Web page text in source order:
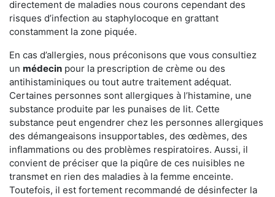
directement de maladies nous courons cependant des
risques d’infection au staphylocoque en grattant
constamment la zone piquée.
En cas d’allergies, nous préconisons que vous consultiez
un médecin pour la prescription de crème ou des
antihistaminiques ou tout autre traitement adéquat.
Certaines personnes sont allergiques à l’histamine, une
substance produite par les punaises de lit. Cette
substance peut engendrer chez les personnes allergiques
des démangeaisons insupportables, des œdèmes, des
inflammations ou des problèmes respiratoires. Aussi, il
convient de préciser que la piqûre de ces nuisibles ne
transmet en rien des maladies à la femme enceinte.
Toutefois, il est fortement recommandé de désinfecter la